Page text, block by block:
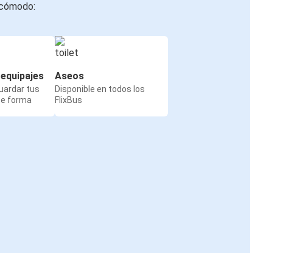
tus
forma
Aseos
Disponible en todos los
FlixBus